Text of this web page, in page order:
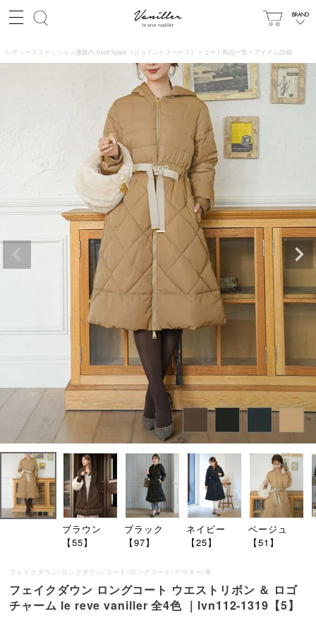
レディースファッション通販の Joint Space（ジョイントスペース） コート商品一覧 アイテム詳細
ブラウン
【55】
ブラック
【97】
ネイビー
【25】
ベージュ
【51】
フェイクダウン/ロングダウン/コート/ロングコート/アウター/冬
フェイクダウン ロングコート ウエストリボン ＆ ロゴ
チャーム le reve vaniller 全4色 ｜lvn112-1319【5】